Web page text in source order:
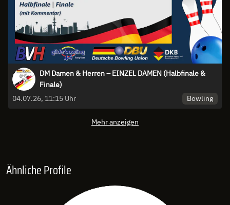
DM Damen & Herren – EINZEL DAMEN (Halbfinale &
Finale)
04.07.26, 11:15 Uhr
Bowling
Mehr anzeigen
Ähnliche Profile